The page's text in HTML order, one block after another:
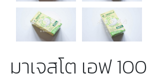
มาเจสโต เอฟ